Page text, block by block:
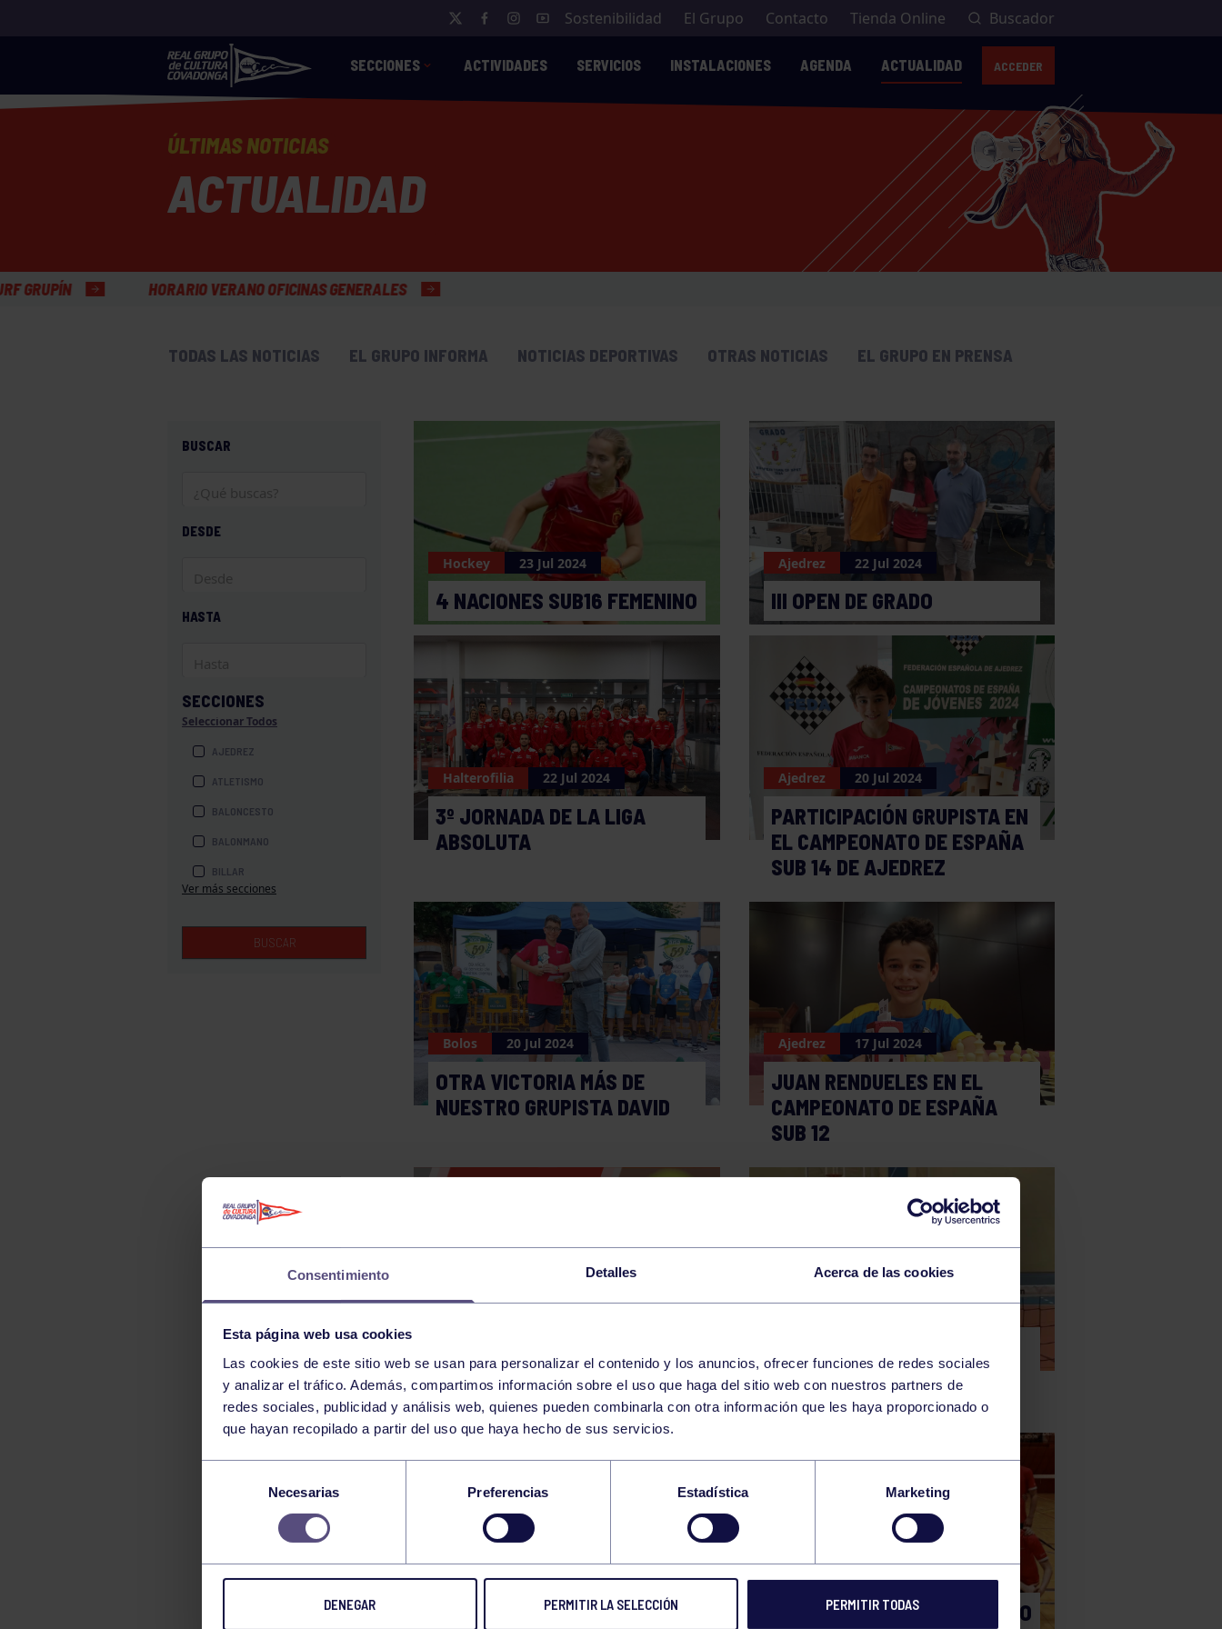
Consentimiento Detalles Acerca de las cookies
Esta página web usa cookies
Las cookies de este sitio web se usan para personalizar el contenido y los anuncios, ofrecer funciones de redes sociales
y analizar el tráfico. Además, compartimos información sobre el uso que haga del sitio web con nuestros partners de
redes sociales, publicidad y análisis web, quienes pueden combinarla con otra información que les haya proporcionado o
que hayan recopilado a partir del uso que haya hecho de sus servicios.
consentimiento
Necesarias Preferencias Estadística Marketing
DENEGAR PERMITIR LA SELECCIÓN PERMITIR TODAS
Sostenibilidad El Grupo Contacto Tienda Online Buscador
SECCIONES ACTIVIDADES SERVICIOS INSTALACIONES AGENDA ACTUALIDAD ACCEDER
ÚLTIMAS NOTICIAS
ACTUALIDAD
OFICINAS GENERALES
TODAS LAS NOTICIAS EL GRUPO INFORMA NOTICIAS DEPORTIVAS OTRAS NOTICIAS EL GRUPO EN PRENSA
BUSCAR
DESDE
HASTA
SECCIONES
Seleccionar Todos
AJEDREZ
ATLETISMO
BALONCESTO
BALONMANO
BILLAR
BOXEO
COROS Y DANZAS
KÁRATE
PELOTA
PIRAGÜISMO
TIRO CON ARCO
VELA
Ver más secciones
BUSCAR
Hockey 23 Jul 2024
4 NACIONES SUB16 FEMENINO
Ajedrez 22 Jul 2024
III OPEN DE GRADO
Halterofilia 22 Jul 2024
3º JORNADA DE LA LIGA
ABSOLUTA
Ajedrez 20 Jul 2024
PARTICIPACIÓN GRUPISTA EN
EL CAMPEONATO DE ESPAÑA
SUB 14 DE AJEDREZ
Bolos 20 Jul 2024
OTRA VICTORIA MÁS DE
NUESTRO GRUPISTA DAVID
Ajedrez 17 Jul 2024
JUAN RENDUELES EN EL
CAMPEONATO DE ESPAÑA
SUB 12
Tenis 16 Jul 2024
BADU 2024
Voleibol 16 Jul 2024
CONVOCADO POR LA
SELECCIÓN
Ajedrez 16 Jul 2024
BUEN PAPEL GRUPISTA EN EL
NUESTRO EQUIPO MASCULINO